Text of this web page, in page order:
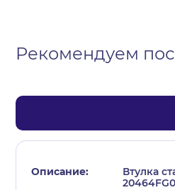
Рекомендуем
Втулка